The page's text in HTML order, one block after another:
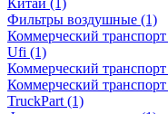
Китай (1)
Фильтры воздушные (1)
Коммерческий транспорт
Ufi (1)
Коммерческий транспорт
Коммерческий транспорт
TruckPart (1)